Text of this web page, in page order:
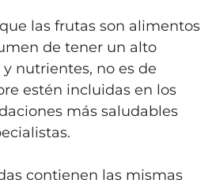
las frutas son alimentos
de tener un alto
nutrientes, no es de
estén incluidas en los
más saludables
contienen las mismas